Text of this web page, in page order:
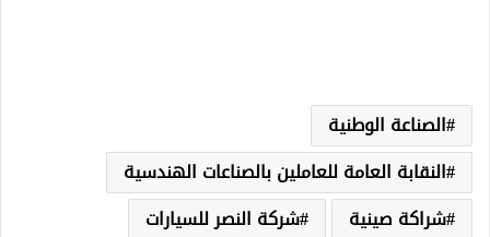
الصناعة الوطنية
النقابة العامة للعاملين بالصناعات الهندسية
شراكة صينية
شركة النصر للسيارات